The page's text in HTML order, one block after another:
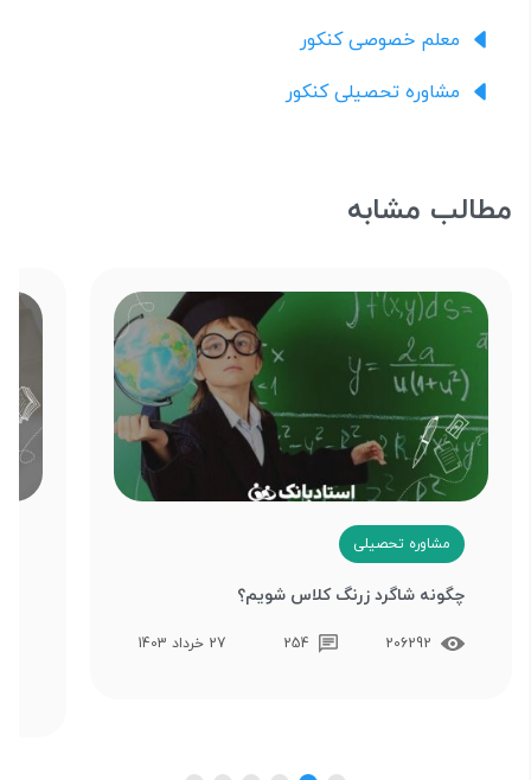
معلم خصوصی کنکور
مشاوره تحصیلی کنکور
مطالب مشابه
مشاوره تحصیلی
چگونه شاگرد زرنگ کلاس شویم؟
206292
254 27 خرداد 1403